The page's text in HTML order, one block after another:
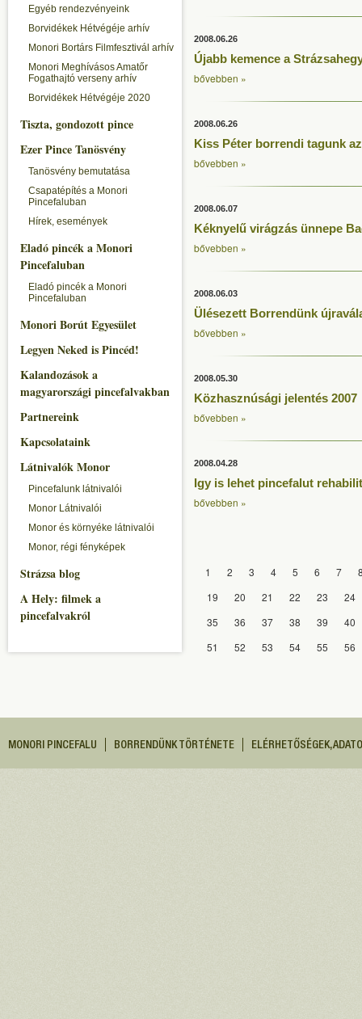
Egyéb rendezvényeink
Borvidékek Hétvégéje arhív
Monori Bortárs Filmfesztivál arhív
Monori Meghívásos Amatőr
Fogathajtó verseny arhív
Borvidékek Hétvégéje 2020
Tiszta, gondozott pince
Ezer Pince Tanösvény
Tanösvény bemutatása
Csapatépítés a Monori
Pincefaluban
Hírek, események
Eladó pincék a Monori
Pincefaluban
Eladó pincék a Monori
Pincefaluban
Monori Borút Egyesület
Legyen Neked is Pincéd!
Kalandozások a
magyarországi pincefalvakban
Partnereink
Kapcsolataink
Látnivalók Monor
Pincefalunk látnivalói
Monor Látnivalói
Monor és környéke látnivalói
Monor, régi fényképek
Strázsa blog
A Hely: filmek a
pincefalvakról
2008.06.26
Újabb kemence a
bővebben »
2008.06.26
Kiss Péter borrendi tagunk
bővebben »
2008.06.07
Kéknyelű virágzás ünnepe
bővebben »
2008.06.03
Ülésezett Borrendünk
bővebben »
2008.05.30
Közhasznúsági jelentés 2007
bővebben »
2008.04.28
Igy is lehet pincefalut
bővebben »
1 2 3 4 5 6 7
19
20 21 22 23
24
35
36 37 38 39
40
51
52 53 54 55 56
MONORI PINCEFALU BORRENDÜNK TÖRTÉNETE ELÉRHETŐSÉGEK,